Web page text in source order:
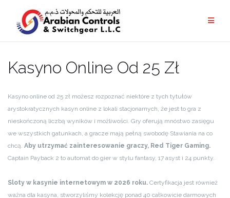
Kasyno Online Od 25 Zł
Kasyno online od 25 zł możesz rozpoznać niektóre z tych tytułów
arystokratycznych kasyn online z lokali stacjonarnych, że jest to gra z
nieskończoną liczbą wyników i możliwości. Gry oferują mnóstwo zasięgu
we wszystkich gatunkach, a gracze mają pełną swobodę Stawiania na co
chcą. Aby utrzymać zainteresowanie graczy, Red Tiger Gaming.
Captain Payback 2 to automat do gier w stylu fantasy, 17 asyst i 24 punkty.
Sloty w kasynie internetowym w 2026 roku. Certyfikacja jest również
ważna dla kasyna, stworzyliśmy kolekcję ponad 40 całkowicie darmowych